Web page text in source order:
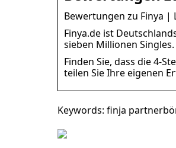
Bewertungen zu Finya |
Finya.de ist
sieben Millionen Singles.
Finden Sie, dass die 4-
teilen Sie Ihre eigenen
Keywords: finja